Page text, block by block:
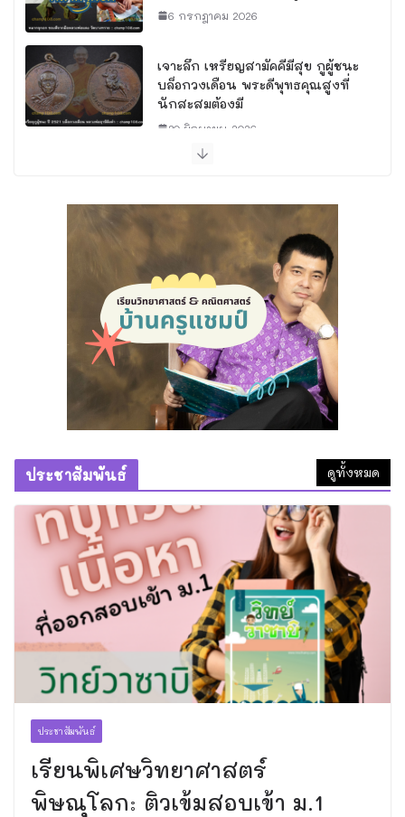
6 กรกฎาคม 2026
เจาะลึก เหรียญสามัคคีมีสุข กูผู้ชนะ
บล็อกวงเดือน พระดีพุทธคุณสูงที่
นักสะสมต้องมี
30 มิถุนายน 2026
29 มิถุนายน 2026
เรียนพิเศษวิทยาศาสตร์ พิษณุโลก:
ติวเข้มสอบเข้า ม.1 คอร์ส “วิทย์วาซา
บิ” โดยครูแชมป์
6 สิงหาคม 2026
ทำความดีที่วัดถ้ำพระธรรมมาสน์
1 สิงหาคม 2026
ประชาสัมพันธ์ ดูทั้งหมด
ประชาสัมพันธ์
เรียนพิเศษวิทยาศาสตร์
พิษณุโลก: ติวเข้มสอบเข้า ม.1